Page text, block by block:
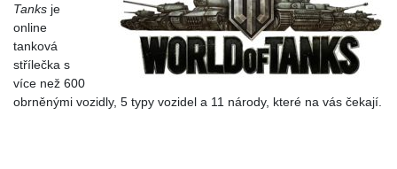
Tanks je
online
tanková
střílečka s
více než 600
obrněnými vozidly, 5 typy vozidel a 11 národy, které na vás čekají.